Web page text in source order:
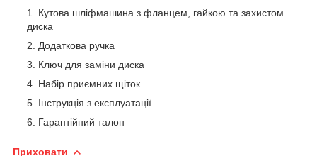
Кутова шліфмашина з фланцем, гайкою та захистом
диска
Додаткова ручка
Ключ для заміни диска
Набір приємних щіток
Інструкція з експлуатації
Гарантійний талон
Приховати